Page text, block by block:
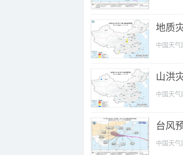
地质
中国天气
山洪
中国天气
台风
中国天气